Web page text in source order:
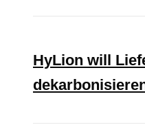
HyLion will